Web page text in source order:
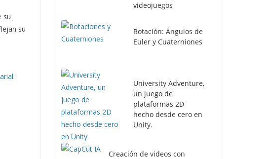
su
su
videojuegos
Rotación: Ángulos de
Euler y Cuaterniones
University Adventure,
un juego de
plataformas 2D
hecho desde cero en
Unity.
Creación de videos con